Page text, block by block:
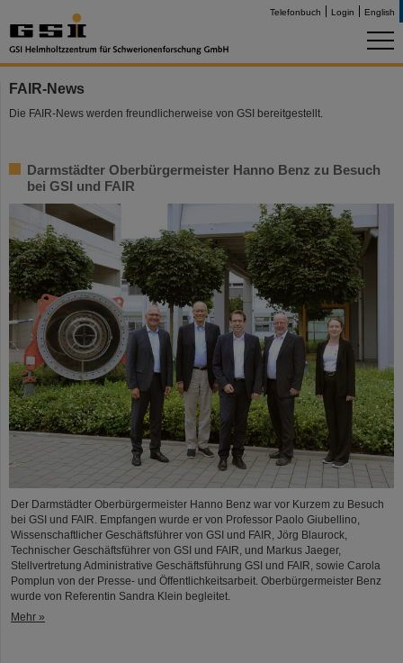
Telefonbuch Login English
FAIR-News
Die FAIR-News werden freundlicherweise von GSI bereitgestellt.
Darmstädter Oberbürgermeister Hanno Benz zu Besuch
bei GSI und FAIR
Der Darmstädter Oberbürgermeister Hanno Benz war vor Kurzem zu Besuch
bei GSI und FAIR. Empfangen wurde er von Professor Paolo Giubellino,
Wissenschaftlicher Geschäftsführer von GSI und FAIR, Jörg Blaurock,
Technischer Geschäftsführer von GSI und FAIR, und Markus Jaeger,
Stellvertretung Administrative Geschäftsführung GSI und FAIR, sowie Carola
Pomplun von der Presse- und Öffentlichkeitsarbeit. Oberbürgermeister Benz
wurde von Referentin Sandra Klein begleitet.
Mehr »